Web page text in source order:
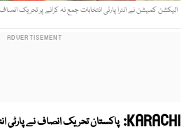
الیکشن کمیشن نے انٹرا پارٹی انتخابات جمع نہ کرانے پر تحریک انصاف
KARACHI: پاکستان تحریک انصاف نے پارٹی